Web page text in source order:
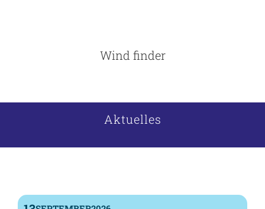
Wind finder
Aktuelles